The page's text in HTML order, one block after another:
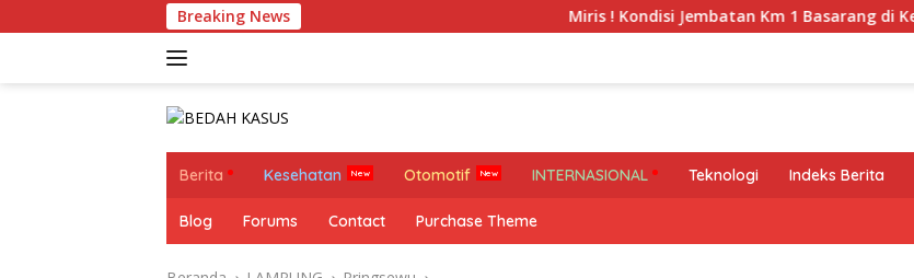
ke
Breaking News Miris ! Kondisi Jembatan Km 1 Basarang di Keluhkan Warga
Berita Kesehatan Otomotif INTERNASIONAL Teknologi Indeks Berita
Blog Forums Contact Purchase Theme